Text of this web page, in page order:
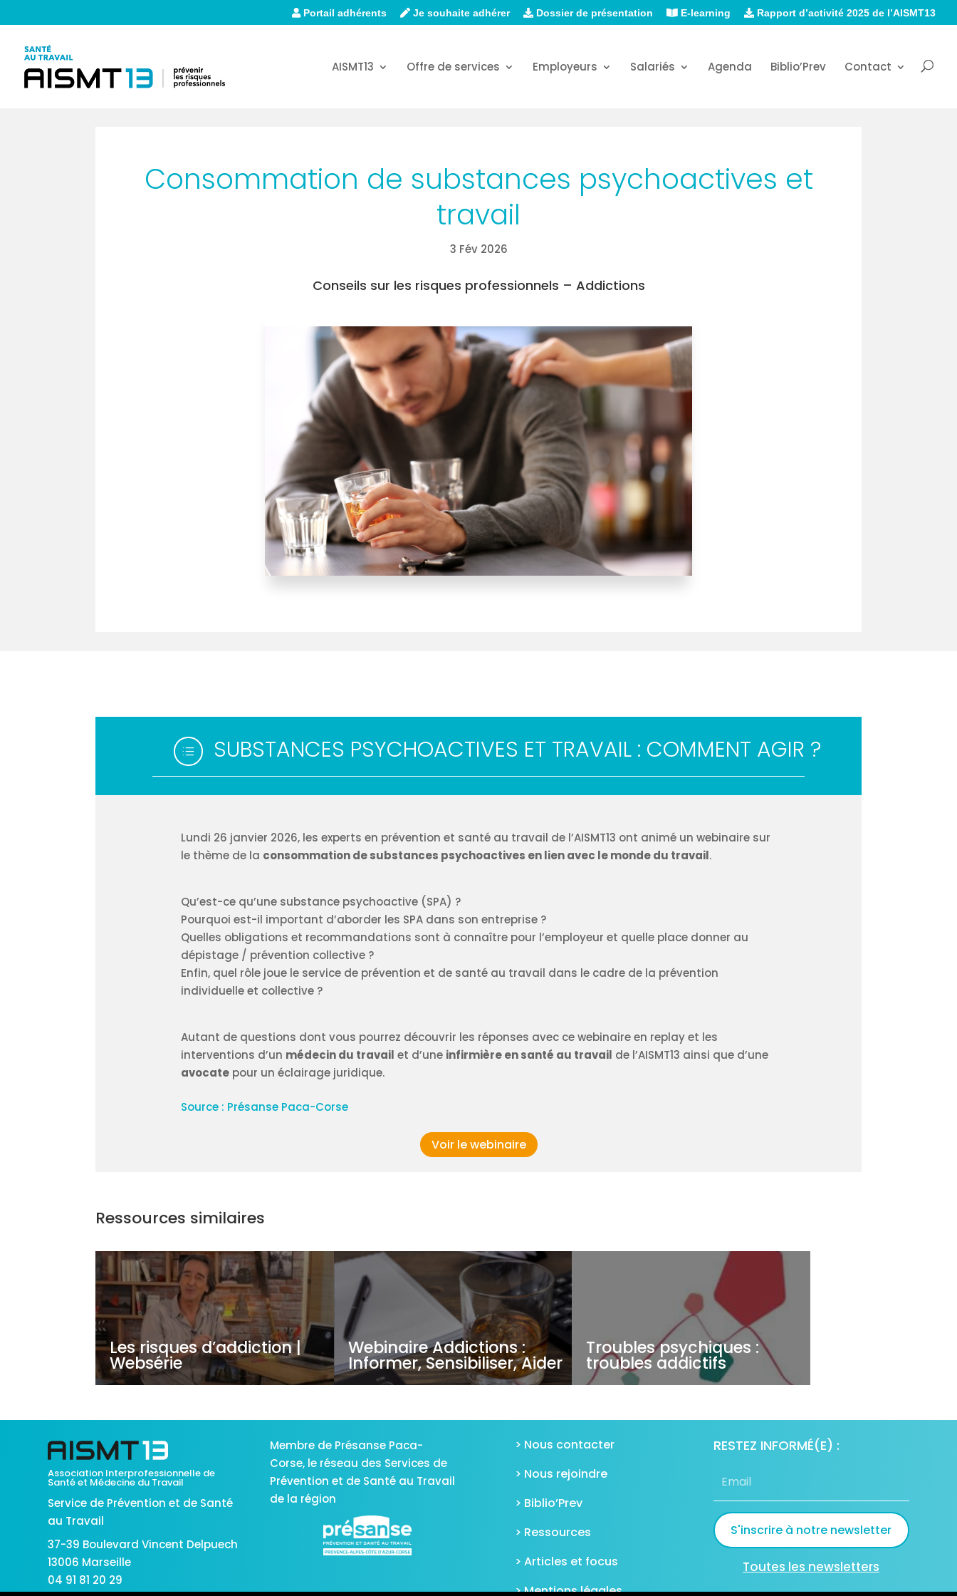
Portail adhérents Je souhaite adhérer Dossier de présentation E-learning Rapport d’activité 2025 de l’AISMT13
AISMT13 Offre de services Employeurs Salariés Agenda Biblio’Prev Contact
Consommation de substances psychoactives et
travail
3 Fév 2026
Conseils sur les risques professionnels – Addictions
d SUBSTANCES PSYCHOACTIVES ET TRAVAIL : COMMENT AGIR ?
Lundi 26 janvier 2026, les experts en prévention et santé au travail de l’AISMT13 ont animé un webinaire sur
le thème de la consommation de substances psychoactives en lien avec le monde du travail.
Qu’est-ce qu’une substance psychoactive (SPA) ?
Pourquoi est-il important d’aborder les SPA dans son entreprise ?
Quelles obligations et recommandations sont à connaître pour l’employeur et quelle place donner au
dépistage / prévention collective ?
Enfin, quel rôle joue le service de prévention et de santé au travail dans le cadre de la prévention
individuelle et collective ?
Autant de questions dont vous pourrez découvrir les réponses avec ce webinaire en replay et les
interventions d’un médecin du travail et d’une infirmière en santé au travail de l’AISMT13 ainsi que d’une
avocate pour un éclairage juridique.
Source : Présanse Paca-Corse
Voir le webinaire
Ressources similaires
Les risques d’addiction |
Websérie
Webinaire Addictions :
Informer, Sensibiliser, Aider
Troubles psychiques :
troubles addictifs
Association Interprofessionnelle de
Santé et Médecine du Travail
Service de Prévention et de Santé
au Travail
37-39 Boulevard Vincent Delpuech
13006 Marseille
04 91 81 20 29
Membre de Présanse Paca-
Corse, le réseau des Services de
Prévention et de Santé au Travail
de la région
> Nous contacter
> Nous rejoindre
> Biblio’Prev
> Ressources
> Articles et focus
> Mentions légales
RESTEZ INFORMÉ(E) :
S'inscrire à notre newsletter
Toutes les newsletters